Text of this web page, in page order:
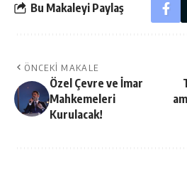
Bu Makaleyi Paylaş
ÖNCEKI MAKALE
Özel Çevre ve İmar
Mahkemeleri
Kurulacak!